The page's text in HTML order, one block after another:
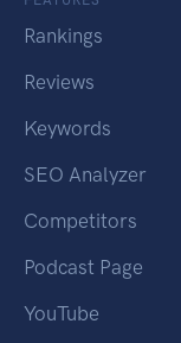
Rankings
Reviews
Keywords
SEO Analyzer
Competitors
Podcast Page
YouTube